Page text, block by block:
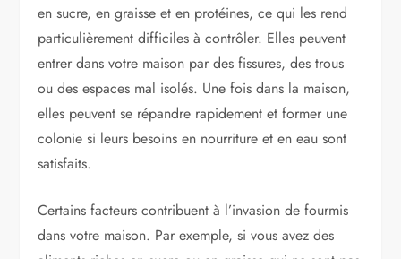
en sucre, en graisse et en protéines, ce qui les rend
particulièrement difficiles à contrôler. Elles peuvent
entrer dans votre maison par des fissures, des trous
ou des espaces mal isolés. Une fois dans la maison,
elles peuvent se répandre rapidement et former une
colonie si leurs besoins en nourriture et en eau sont
satisfaits.
Certains facteurs contribuent à l’invasion de fourmis
dans votre maison. Par exemple, si vous avez des